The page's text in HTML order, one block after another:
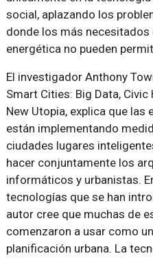
social, aplazando los
donde los más
energética no pueden
El investigador Anthony
Smart Cities: Big Data,
New Utopia, explica que
están implementando
ciudades lugares
hacer conjuntamente los
informáticos y urbanistas.
tecnologías que se han
autor cree que muchas de
comenzaron a usar como
planificación urbana. La